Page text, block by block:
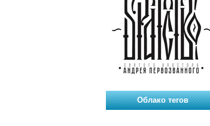
Облако тегов